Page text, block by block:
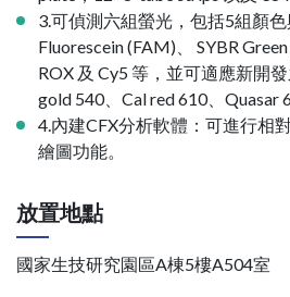
3.可偵測六組螢光，包括5組顏色
Fluorescein (FAM)、 SYBR Green
ROX 及 Cy5 等，並可適應新開
gold 540、Cal red 610、Quasar
4.內建CFX分析軟體：可進行相
繪圖功能。
放置地點
國家生技研究園區A棟5樓A504室